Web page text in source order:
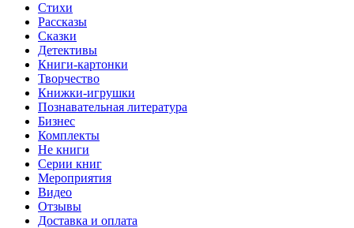
Стихи
Рассказы
Сказки
Детективы
Книги-картонки
Творчество
Книжки-игрушки
Познавательная литература
Бизнес
Комплекты
Не книги
Серии книг
Мероприятия
Видео
Отзывы
Доставка и оплата